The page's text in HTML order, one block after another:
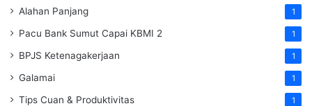
Alahan Panjang 1
Pacu Bank Sumut Capai KBMI 2 1
BPJS Ketenagakerjaan 1
Galamai 1
Tips Cuan & Produktivitas 1